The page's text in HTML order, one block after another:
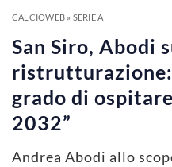
CALCIOWEB» SERIE A
San Siro, Abodi
ristrutturazione:
grado di
2032”
Andrea Abodi allo